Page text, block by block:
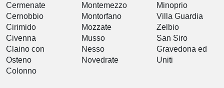
Cermenate
Cernobbio
Cirimido
Civenna
Claino con
Osteno
Colonno
Montemezzo
Montorfano
Mozzate
Musso
Nesso
Novedrate
Minoprio
Villa Guardia
Zelbio
San Siro
Gravedona ed
Uniti